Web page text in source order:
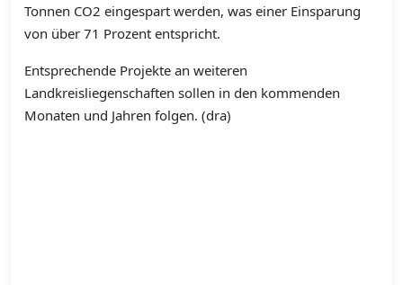
Tonnen CO2 eingespart werden, was einer Einsparung
von über 71 Prozent entspricht.
Entsprechende Projekte an weiteren
Landkreisliegenschaften sollen in den kommenden
Monaten und Jahren folgen. (dra)